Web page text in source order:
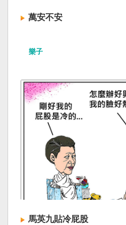
萬安不安
樂子
馬英九貼冷屁股